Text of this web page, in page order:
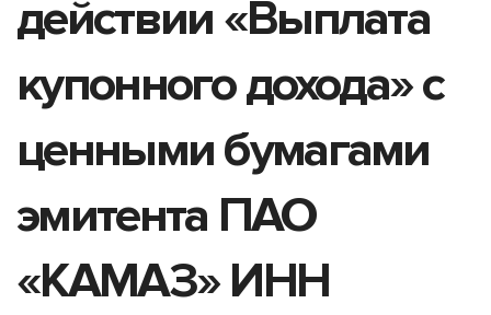
действии «Выплата
купонного дохода» с
ценными бумагами
эмитента ПАО
«КАМАЗ» ИНН